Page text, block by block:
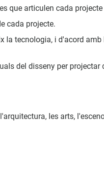
que articulen cada
cada projecte.
la tecnologia, i d'acord
del disseny per projectar
les arts,